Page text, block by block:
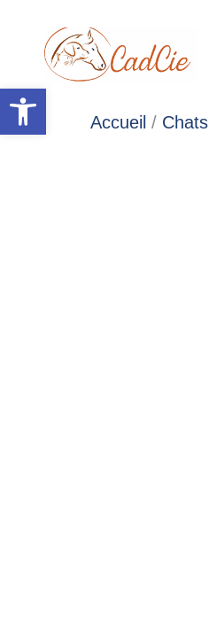
Ouvrir la barre d’outils
Accueil / Chats